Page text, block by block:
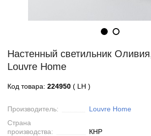
Настенный светильник
Louvre Home
Код товара: 224950 ( LH )
Производитель:
Louvre Home
Страна
производства:
КНР